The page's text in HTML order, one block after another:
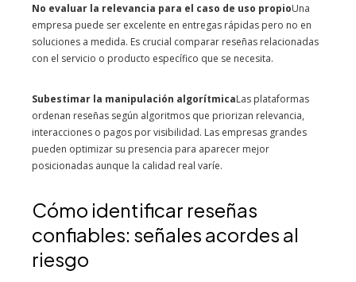
No evaluar la relevancia para el caso de uso propioUna
empresa puede ser excelente en entregas rápidas pero no en
soluciones a medida. Es crucial comparar reseñas relacionadas
con el servicio o producto específico que se necesita.
Subestimar la manipulación algorítmicaLas plataformas
ordenan reseñas según algoritmos que priorizan relevancia,
interacciones o pagos por visibilidad. Las empresas grandes
pueden optimizar su presencia para aparecer mejor
posicionadas aunque la calidad real varíe.
Cómo identificar reseñas
confiables: señales acordes al
riesgo